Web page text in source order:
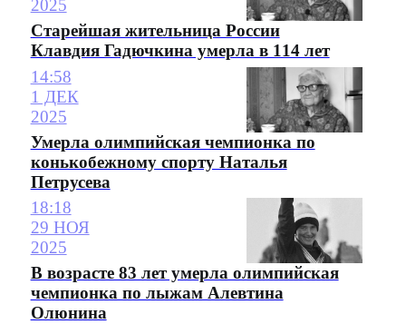
2025
Старейшая жительница России
Клавдия Гадючкина умерла в 114 лет
14:58
1 ДЕК
2025
Умерла олимпийская чемпионка по
конькобежному спорту Наталья
Петрусева
18:18
29 НОЯ
2025
В возрасте 83 лет умерла олимпийская
чемпионка по лыжам Алевтина
Олюнина